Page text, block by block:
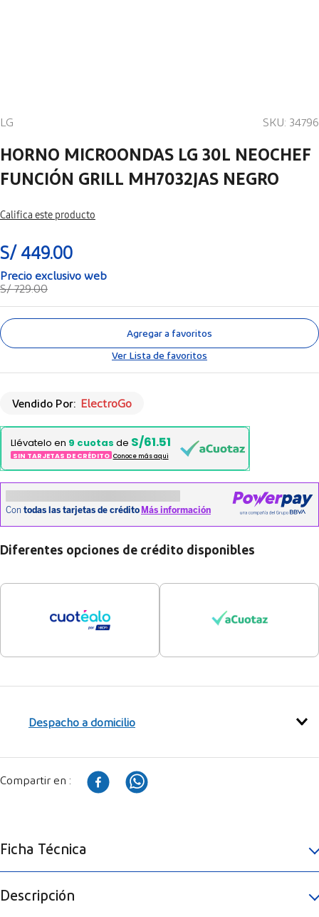
LG SKU: 34796
HORNO MICROONDAS LG 30L NEOCHEF
FUNCIÓN GRILL MH7032JAS NEGRO
Califica este producto
S/ 449.00
S/ 729.00
Agregar a favoritos
Ver Lista de favoritos
Vendido Por: ElectroGo
Llévatelo en 9 cuotas de S/61.51
SIN TARJETAS DE CRÉDITO Conoce más aqui
Diferentes opciones de crédito disponibles
Despacho a domicilio
Ficha Técnica
Descripción